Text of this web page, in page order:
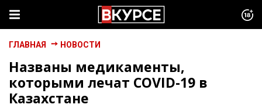
ГЛАВНАЯ НОВОСТИ
Названы медикаменты,
которыми лечат COVID-19 в
Казахстане